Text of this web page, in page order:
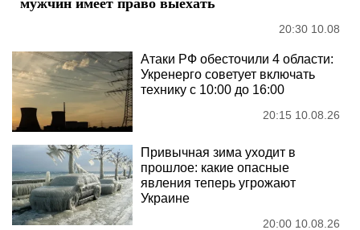
20:30 10.08
Атаки РФ обесточили 4 области:
Укренерго советует включать
технику с 10:00 до 16:00
20:15 10.08.26
Привычная зима уходит в
прошлое: какие опасные
явления теперь угрожают
Украине
20:00 10.08.26